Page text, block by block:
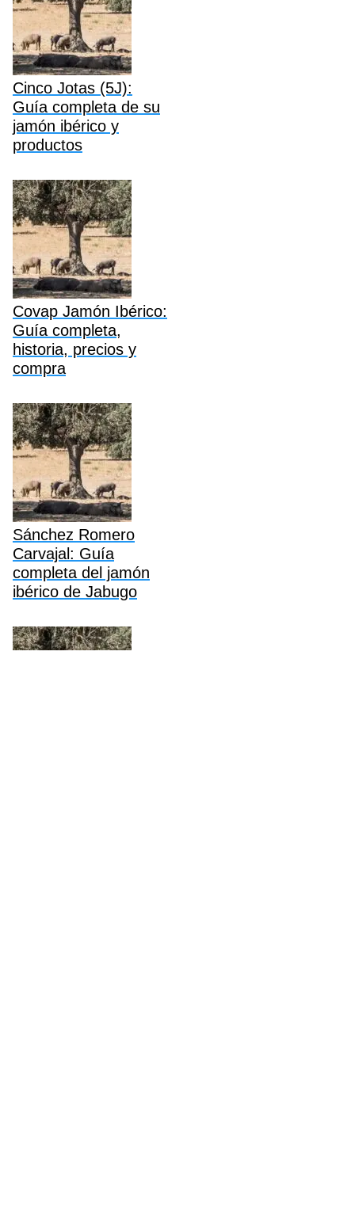
Cinco Jotas (5J):
Guía completa de su
jamón ibérico y
productos
Covap Jamón Ibérico:
Guía completa,
historia, precios y
compra
Sánchez Romero
Carvajal: Guía
completa del jamón
ibérico de Jabugo